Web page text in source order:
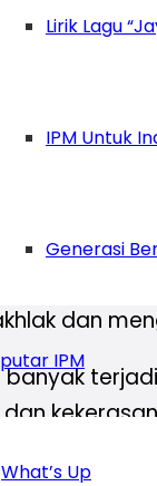
Lirik Lagu
IPM Untuk
Generasi
IPM
What’s Up
para
tentukan
IPM MTS
menghormati.
dan